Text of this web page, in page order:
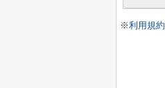
※利用規約